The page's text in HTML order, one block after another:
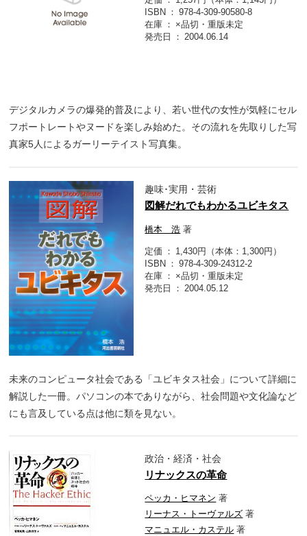
ISBN
978-4-309-90580-8
在庫
×品切・重版未定
発売日
2004.06.14
デジタルカメラの爆発的普及により、若い世代の女性が気軽にセル
フポートレートやヌードを楽しみ始めた。その流れを先取りした写
真家5人によるガーリーテイスト写真集。
趣味･実用・芸術
図解だれでもわかるユビキタス
橋本 浩 著
定価
1,430円（本体：1,300円）
ISBN
978-4-309-24312-2
在庫
×品切・重版未定
発売日
2004.05.12
未来のコンピュータ社会である「ユビキタス社会」について詳細に
解説した一冊。パソコンの本でありながら、社会問題や文化論など
にも言及している点は他に類を見ない。
政治・経済・社会
リナックスの革命
ペッカ・ヒマネン 著
リーナス・トーヴァルズ 著
マニュエル・カステル 著